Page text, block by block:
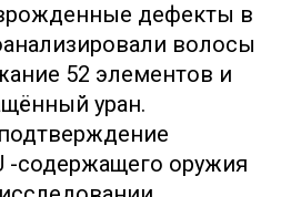
врожденные дефекты в
волосы
52 элементов и
уран.
-содержащего оружия